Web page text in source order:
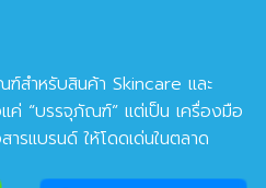
สำหรับสินค้า Skincare และ
ค่ “บรรจุภัณฑ์” แต่เป็น เครื่องมือ
ารแบรนด์ ให้โดดเด่นในตลาด